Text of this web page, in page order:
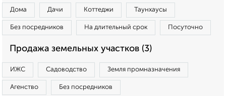
Дома Дачи Коттеджи Таунхаусы
Без посредников На длительный срок Посуточно
Продажа земельных участков (3)
ИЖС Садоводство Земля промназначения
Агенство Без посредников